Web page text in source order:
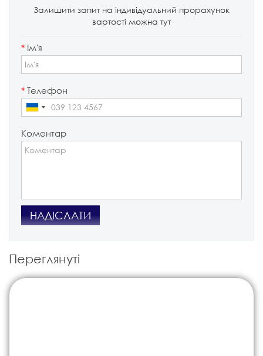
Залишити запит на індивідуальний прорахунок
вартості можна тут
* Ім'я
* Телефон
Коментар
НАДІСЛАТИ
Переглянуті